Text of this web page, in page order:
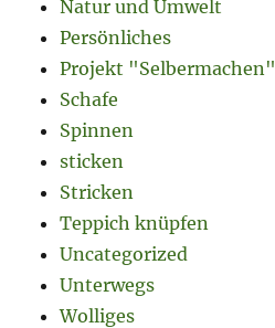
Natur und Umwelt
Persönliches
Projekt "Selbermachen"
Schafe
Spinnen
sticken
Stricken
Teppich knüpfen
Uncategorized
Unterwegs
Wolliges